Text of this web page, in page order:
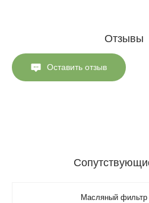
Отзывы
Оставить отзыв
Масляный фильтр